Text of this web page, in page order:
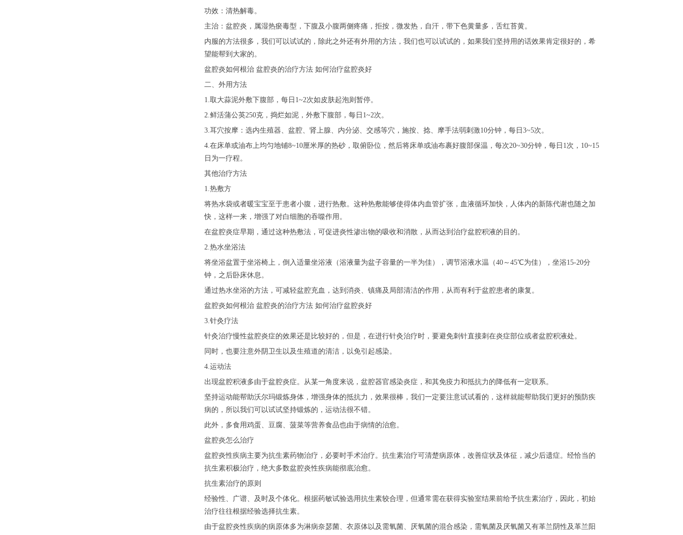
功效：清热解毒。
主治：盆腔炎，属湿热瘀毒型，下腹及小腹两侧疼痛，拒按，微发热，自汗，带下色黄量多，舌红苔黄。
内服的方法很多，我们可以试试的，除此之外还有外用的方法，我们也可以试试的，如果我们坚持用的话效果肯定很好的，希
望能帮到大家的。
盆腔炎如何根治 盆腔炎的治疗方法 如何治疗盆腔炎好
二、外用方法
1.取大蒜泥外敷下腹部，每日1~2次如皮肤起泡则暂停。
2.鲜活蒲公英250克，捣烂如泥，外敷下腹部，每日1~2次。
3.耳穴按摩：选内生殖器、盆腔、肾上腺、内分泌、交感等穴，施按、捻、摩手法弱刺激10分钟，每日3~5次。
4.在床单或油布上均匀地铺8~10厘米厚的热砂，取俯卧位，然后将床单或油布裹好腹部保温，每次20~30分钟，每日1次，10~15
日为一疗程。
其他治疗方法
1.热敷方
将热水袋或者暖宝宝至于患者小腹，进行热敷。这种热敷能够使得体内血管扩张，血液循环加快，人体内的新陈代谢也随之加
快，这样一来，增强了对白细胞的吞噬作用。
在盆腔炎症早期，通过这种热敷法，可促进炎性渗出物的吸收和消散，从而达到治疗盆腔积液的目的。
2.热水坐浴法
将坐浴盆置于坐浴椅上，倒入适量坐浴液（浴液量为盆子容量的一半为佳），调节浴液水温（40～45℃为佳），坐浴15-20分
钟，之后卧床休息。
通过热水坐浴的方法，可减轻盆腔充血，达到消炎、镇痛及局部清洁的作用，从而有利于盆腔患者的康复。
盆腔炎如何根治 盆腔炎的治疗方法 如何治疗盆腔炎好
3.针灸疗法
针灸治疗慢性盆腔炎症的效果还是比较好的，但是，在进行针灸治疗时，要避免刺针直接刺在炎症部位或者盆腔积液处。
同时，也要注意外阴卫生以及生殖道的清洁，以免引起感染。
4.运动法
出现盆腔积液多由于盆腔炎症。从某一角度来说，盆腔器官感染炎症，和其免疫力和抵抗力的降低有一定联系。
坚持运动能帮助沃尔玛锻炼身体，增强身体的抵抗力，效果很棒，我们一定要注意试试看的，这样就能帮助我们更好的预防疾
病的，所以我们可以试试坚持锻炼的，运动法很不错。
此外，多食用鸡蛋、豆腐、菠菜等营养食品也由于病情的治愈。
盆腔炎怎么治疗
盆腔炎性疾病主要为抗生素药物治疗，必要时手术治疗。抗生素治疗可清楚病原体，改善症状及体征，减少后遗症。经恰当的
抗生素积极治疗，绝大多数盆腔炎性疾病能彻底治愈。
抗生素治疗的原则
经验性、广谱、及时及个体化。根据药敏试验选用抗生素较合理，但通常需在获得实验室结果前给予抗生素治疗，因此，初始
治疗往往根据经验选择抗生素。
由于盆腔炎性疾病的病原体多为淋病奈瑟菌、衣原体以及需氧菌、厌氧菌的混合感染，需氧菌及厌氧菌又有革兰阴性及革兰阳